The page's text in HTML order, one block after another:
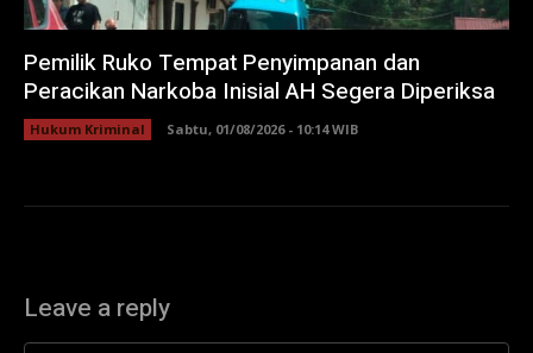
Pemilik Ruko Tempat Penyimpanan dan
Peracikan Narkoba Inisial AH Segera Diperiksa
Hukum Kriminal Sabtu, 01/08/2026 - 10:14 WIB
Leave a reply